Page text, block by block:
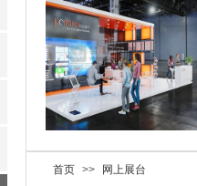
首页 >> 网上展台